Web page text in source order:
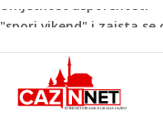
Maloljetnik u policijskoj
Razmišljate koji
Honda Civic dobila
Pet namirnica za doručak